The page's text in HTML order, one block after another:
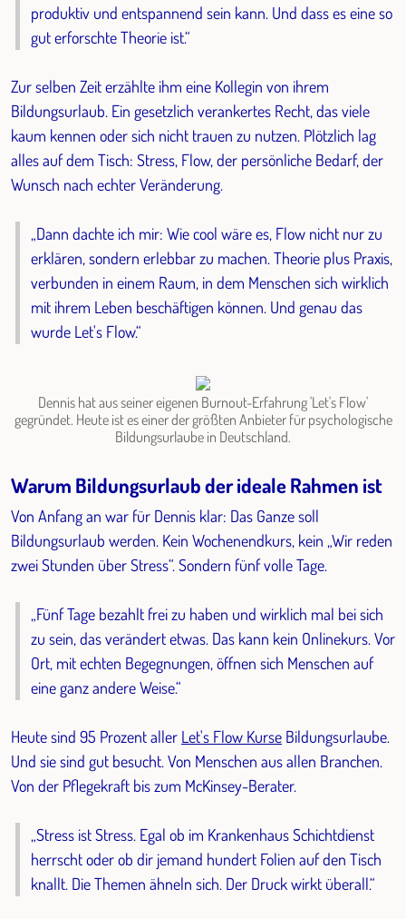
produktiv und entspannend sein kann. Und dass es eine so
gut erforschte Theorie ist.“
Zur selben Zeit erzählte ihm eine Kollegin von ihrem
Bildungsurlaub. Ein gesetzlich verankertes Recht, das viele
kaum kennen oder sich nicht trauen zu nutzen. Plötzlich lag
alles auf dem Tisch: Stress, Flow, der persönliche Bedarf, der
Wunsch nach echter Veränderung.
„Dann dachte ich mir: Wie cool wäre es, Flow nicht nur zu
erklären, sondern erlebbar zu machen. Theorie plus Praxis,
verbunden in einem Raum, in dem Menschen sich wirklich
mit ihrem Leben beschäftigen können. Und genau das
wurde Let's Flow.“
Dennis hat aus seiner eigenen Burnout-Erfahrung 'Let's Flow'
gegründet. Heute ist es einer der größten Anbieter für psychologische
Bildungsurlaube in Deutschland.
Warum Bildungsurlaub der ideale Rahmen ist
Von Anfang an war für Dennis klar: Das Ganze soll
Bildungsurlaub werden. Kein Wochenendkurs, kein „Wir reden
zwei Stunden über Stress“. Sondern fünf volle Tage.
„Fünf Tage bezahlt frei zu haben und wirklich mal bei sich
zu sein, das verändert etwas. Das kann kein Onlinekurs. Vor
Ort, mit echten Begegnungen, öffnen sich Menschen auf
eine ganz andere Weise.“
Heute sind 95 Prozent aller Let's Flow Kurse Bildungsurlaube.
Und sie sind gut besucht. Von Menschen aus allen Branchen.
Von der Pflegekraft bis zum McKinsey-Berater.
„Stress ist Stress. Egal ob im Krankenhaus Schichtdienst
herrscht oder ob dir jemand hundert Folien auf den Tisch
knallt. Die Themen ähneln sich. Der Druck wirkt überall.“